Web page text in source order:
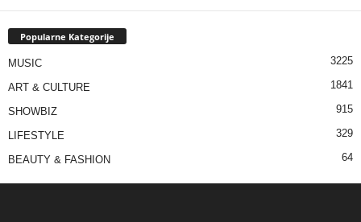
Popularne Kategorije
MUSIC 3225
ART & CULTURE 1841
SHOWBIZ 915
LIFESTYLE 329
BEAUTY & FASHION 64